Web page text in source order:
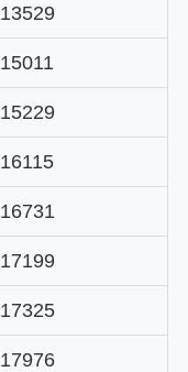
13529
15011
15229
16115
16731
17199
17325
17976